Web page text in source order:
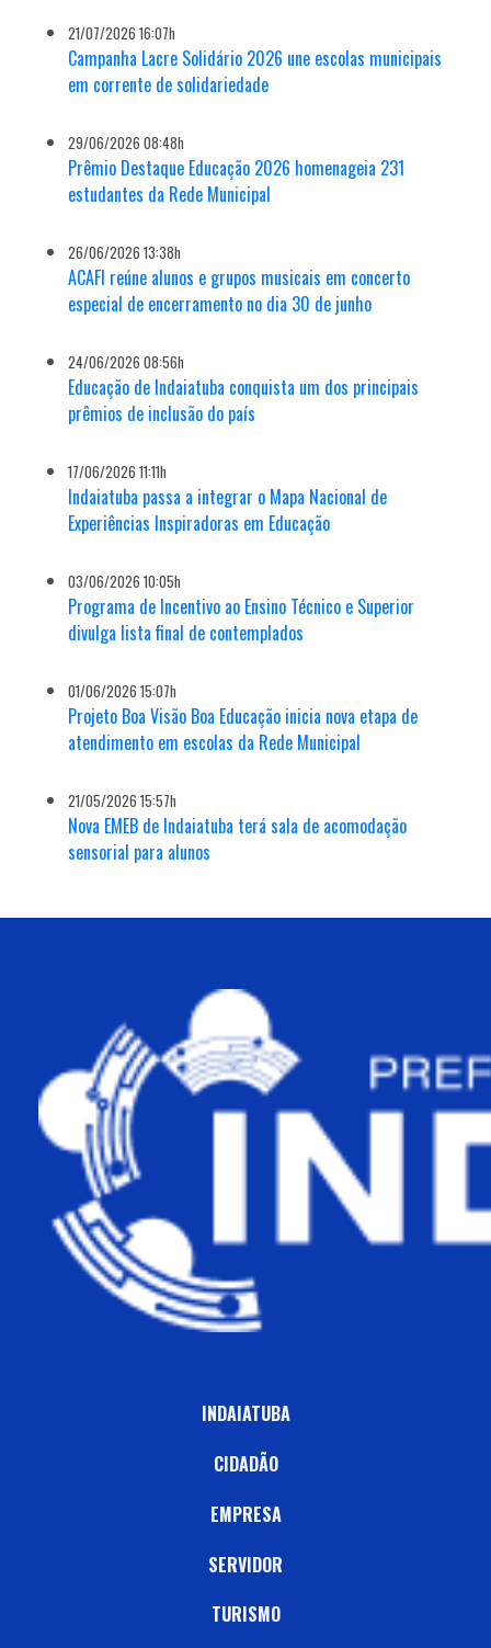
21/07/2026 16:07h
Campanha Lacre Solidário 2026 une escolas municipais
em corrente de solidariedade
29/06/2026 08:48h
Prêmio Destaque Educação 2026 homenageia 231
estudantes da Rede Municipal
26/06/2026 13:38h
ACAFI reúne alunos e grupos musicais em concerto
especial de encerramento no dia 30 de junho
24/06/2026 08:56h
Educação de Indaiatuba conquista um dos principais
prêmios de inclusão do país
17/06/2026 11:11h
Indaiatuba passa a integrar o Mapa Nacional de
Experiências Inspiradoras em Educação
03/06/2026 10:05h
Programa de Incentivo ao Ensino Técnico e Superior
divulga lista final de contemplados
01/06/2026 15:07h
Projeto Boa Visão Boa Educação inicia nova etapa de
atendimento em escolas da Rede Municipal
21/05/2026 15:57h
Nova EMEB de Indaiatuba terá sala de acomodação
sensorial para alunos
INDAIATUBA
CIDADÃO
EMPRESA
SERVIDOR
TURISMO